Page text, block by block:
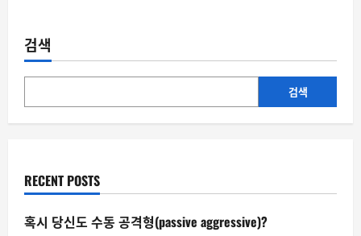
치
잃
자
의
검색
검색
RECENT POSTS
혹시 당신도 수동 공격형(passive aggressive)?